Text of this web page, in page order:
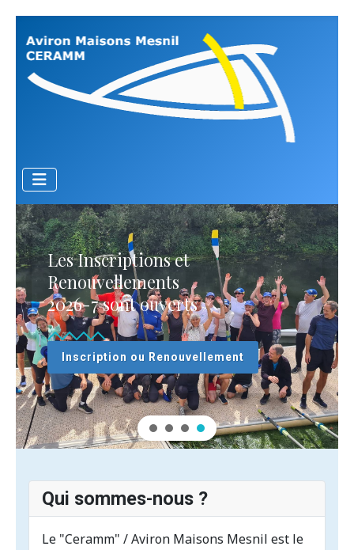
Les Inscriptions et
Renouvellements
2026-7 sont ouverts
Inscription ou Renouvellement
Qui sommes-nous ?
Le "Ceramm" / Aviron Maisons Mesnil est le